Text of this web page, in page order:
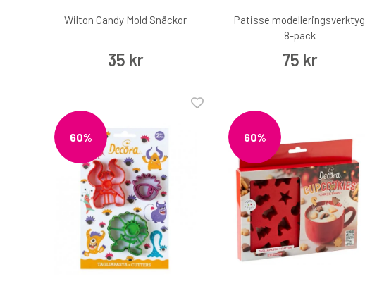
Wilton Candy Mold Snäckor
35 kr
Patisse modelleringsverktyg
8-pack
75 kr
60% 60%